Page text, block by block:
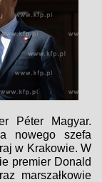
Péter Magyar.
nowego szefa
w Krakowie. W
premier Donald
marszałkowie